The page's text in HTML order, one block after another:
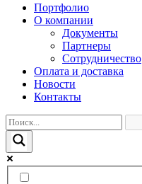
Портфолио
О компании
Документы
Партнеры
Сотрудничество
Оплата и доставка
Новости
Контакты